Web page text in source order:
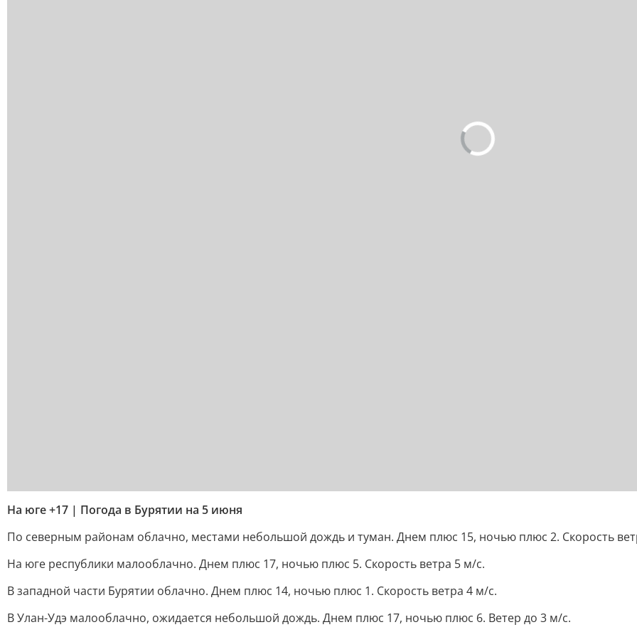
На юге +17 | Погода в Бурятии на 5 июня
По северным районам облачно, местами небольшой дождь и туман. Днем плюс 15, ночью плюс 2. Скорость
На юге республики малооблачно. Днем плюс 17, ночью плюс 5. Скорость ветра 5 м/с.
В западной части Бурятии облачно. Днем плюс 14, ночью плюс 1. Скорость ветра 4 м/с.
В Улан-Удэ малооблачно, ожидается небольшой дождь. Днем плюс 17, ночью плюс 6. Ветер до 3 м/с.